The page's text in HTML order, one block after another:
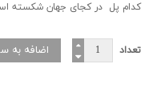
کدام پل در کجای جهان
تعداد